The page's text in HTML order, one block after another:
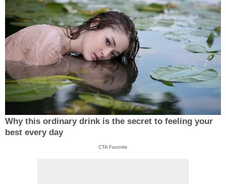
Why this ordinary drink is the secret to feeling your
best every day
CTA Favorite